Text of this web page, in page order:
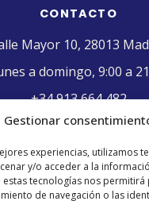
Gestionar
experiencias, utilizamos
y/o acceder a la
estas tecnologías nos
de navegación o las
CONTACTO
Mayor 10, 28013
a domingo, 9:00 a
+34 913 664 482
SELLO DE CALIDAD